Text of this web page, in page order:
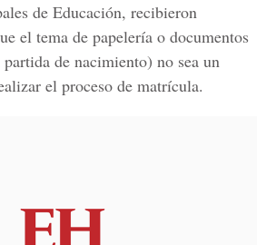
de Educación, recibieron
el tema de papelería o documentos
de nacimiento) no sea un
el proceso de matrícula.